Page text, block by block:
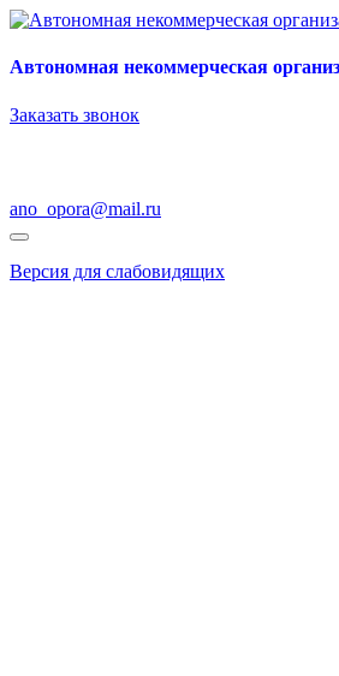
Автономная некоммерческая
Заказать звонок
ano_opora@mail.ru
Версия для слабовидящих